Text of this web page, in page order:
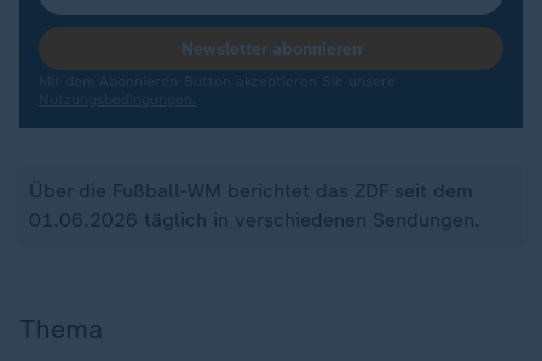
Newsletter abonnieren
Über die Fußball-WM berichtet das ZDF seit dem
01.06.2026 täglich in verschiedenen Sendungen.
Thema